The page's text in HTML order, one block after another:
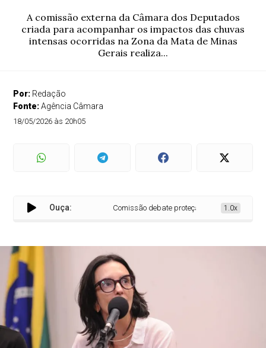
A comissão externa da Câmara dos Deputados
criada para acompanhar os impactos das chuvas
intensas ocorridas na Zona da Mata de Minas
Gerais realiza...
Por: Redação
Fonte:Agência Câmara
18/05/2026 às 20h05
Ouça: Comissão debate proteção a produtores
1.0x